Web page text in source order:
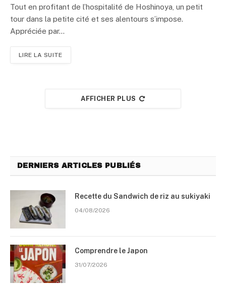
Tout en profitant de l’hospitalité de Hoshinoya, un petit
tour dans la petite cité et ses alentours s’impose.
Appréciée par…
LIRE LA SUITE
AFFICHER PLUS
DERNIERS ARTICLES PUBLIÉS
Recette du Sandwich de riz au sukiyaki
04/08/2026
Comprendre le Japon
31/07/2026